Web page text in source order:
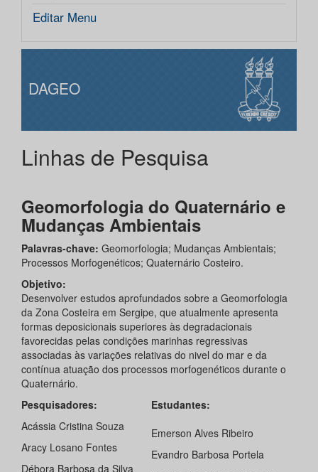
Editar Menu
DAGEO
Linhas de Pesquisa
Geomorfologia do Quaternário e
Mudanças Ambientais
Palavras-chave: Geomorfologia; Mudanças Ambientais;
Processos Morfogenéticos; Quaternário Costeiro.
Objetivo:
Desenvolver estudos aprofundados sobre a Geomorfologia
da Zona Costeira em Sergipe, que atualmente apresenta
formas deposicionais superiores às degradacionais
favorecidas pelas condições marinhas regressivas
associadas às variações relativas do nivel do mar e da
contínua atuação dos processos morfogenéticos durante o
Quaternário.
Pesquisadores:
Estudantes:
Acássia Cristina Souza
Aracy Losano Fontes
Débora Barbosa da Silva
Emerson Alves Ribeiro
Evandro Barbosa Portela